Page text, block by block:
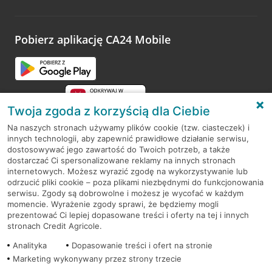
opinie.
Pobierz aplikację CA24 Mobile
RODO
Regulamin serwisu
Mapa serwisu
PolitykaCookies
Twoja zgoda z korzyścią dla Ciebie
Na naszych stronach używamy plików cookie (tzw. ciasteczek) i
innych technologii, aby zapewnić prawidłowe działanie serwisu,
dostosowywać jego zawartość do Twoich potrzeb, a także
dostarczać Ci spersonalizowane reklamy na innych stronach
internetowych. Możesz wyrazić zgodę na wykorzystywanie lub
odrzucić pliki cookie – poza plikami niezbędnymi do funkcjonowania
serwisu. Zgody są dobrowolne i możesz je wycofać w każdym
momencie. Wyrażenie zgody sprawi, że będziemy mogli
prezentować Ci lepiej dopasowane treści i oferty na tej i innych
stronach Credit Agricole.
Analityka
Dopasowanie treści i ofert na stronie
Marketing wykonywany przez strony trzecie